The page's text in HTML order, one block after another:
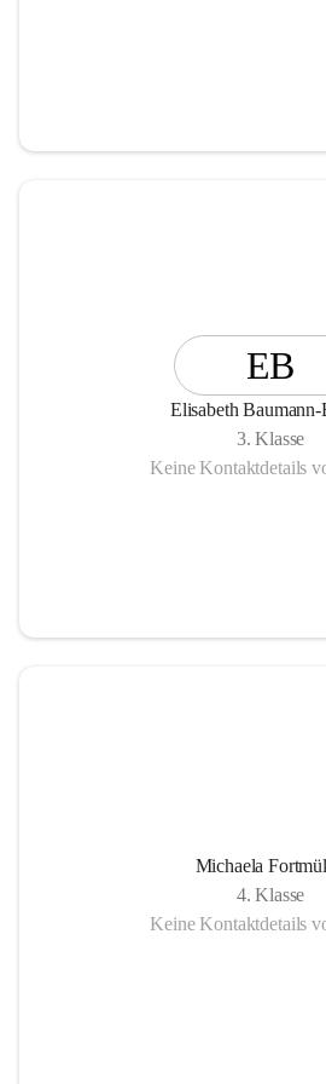
EB
Elisabeth Baumann-
3. Klasse
Keine Kontaktdetails
Michaela
4. Klasse
Keine Kontaktdetails